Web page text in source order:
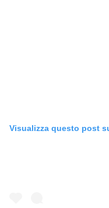
Visualizza questo post